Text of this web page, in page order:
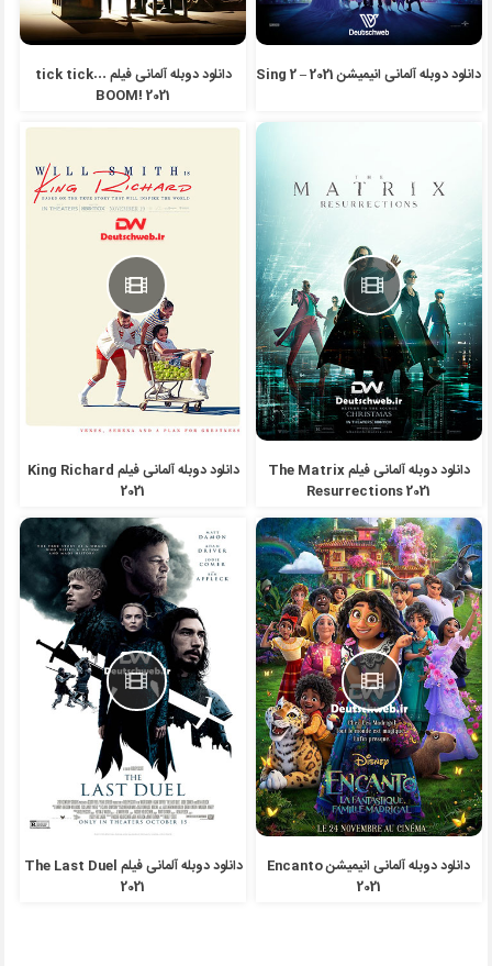
دانلود دوبله آلمانی انیمیشن Sing 2 – 2021
دانلود دوبله آلمانی فیلم tick tick…
BOOM! 2021
دانلود دوبله آلمانی فیلم The Matrix
Resurrections 2021
دانلود دوبله آلمانی فیلم King Richard
2021
دانلود دوبله آلمانی انیمیشن Encanto
2021
دانلود دوبله آلمانی فیلم The Last Duel
2021